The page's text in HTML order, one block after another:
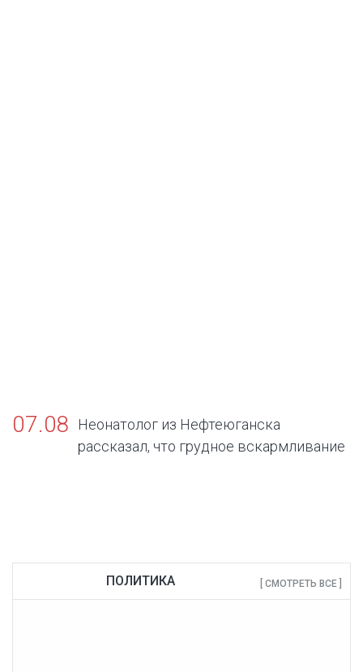
07.08
Неонатолог из Нефтеюганска
рассказал, что грудное вскармливание
ПОЛИТИКА [ СМОТРЕТЬ ВСЕ ]